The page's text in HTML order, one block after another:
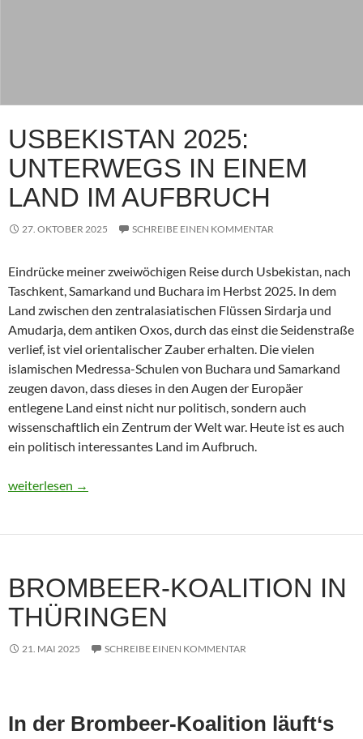
USBEKISTAN 2025:
UNTERWEGS IN EINEM
LAND IM AUFBRUCH
27. OKTOBER 2025 SCHREIBE EINEN KOMMENTAR
Eindrücke meiner zweiwöchigen Reise durch Usbekistan, nach
Taschkent, Samarkand und Buchara im Herbst 2025. In dem
Land zwischen den zentralasiatischen Flüssen Sirdarja und
Amudarja, dem antiken Oxos, durch das einst die Seidenstraße
verlief, ist viel orientalischer Zauber erhalten. Die vielen
islamischen Medressa-Schulen von Buchara und Samarkand
zeugen davon, dass dieses in den Augen der Europäer
entlegene Land einst nicht nur politisch, sondern auch
wissenschaftlich ein Zentrum der Welt war. Heute ist es auch
ein politisch interessantes Land im Aufbruch.
Usbekistan 2025: Unterwegs in einem Land im Aufbruch
weiterlesen →
BROMBEER-KOALITION IN
THÜRINGEN
21. MAI 2025 SCHREIBE EINEN KOMMENTAR
In der Brombeer-Koalition läuft‘s